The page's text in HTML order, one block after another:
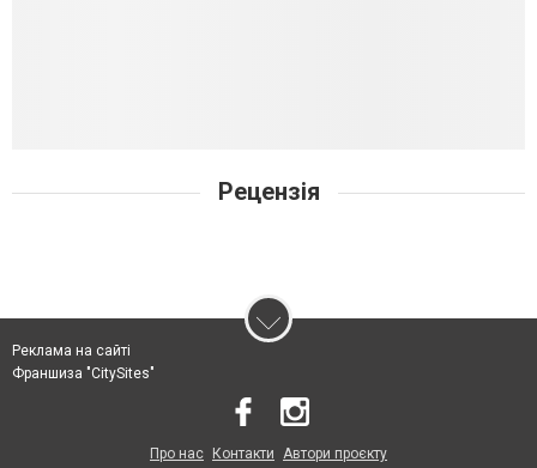
Рецензія
Реклама на сайті
Франшиза "CitySites"
Про нас Контакти Автори проєкту